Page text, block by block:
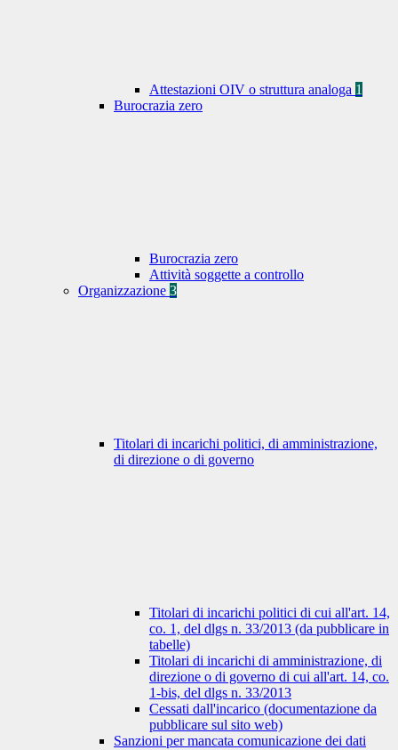
Attestazioni OIV o struttura analoga 1
Burocrazia zero
Burocrazia zero
Attività soggette a controllo
Organizzazione 3
Titolari di incarichi politici, di amministrazione,
di direzione o di governo
Titolari di incarichi politici di cui all'art. 14,
co. 1, del dlgs n. 33/2013 (da pubblicare in
tabelle)
Titolari di incarichi di amministrazione, di
direzione o di governo di cui all'art. 14, co.
1-bis, del dlgs n. 33/2013
Cessati dall'incarico (documentazione da
pubblicare sul sito web)
Sanzioni per mancata comunicazione dei dati